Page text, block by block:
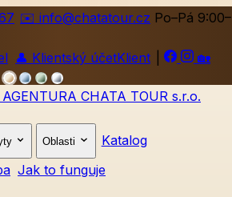
✉️ info@chatatour.cz Po–Pá 9:00–
👤 Klientský účetKlient
🏡
Oblasti
Katalog
Jak to funguje